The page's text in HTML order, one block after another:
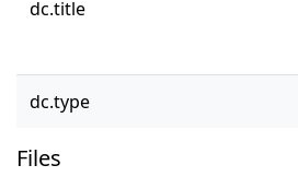
dc.title
dc.type
Files